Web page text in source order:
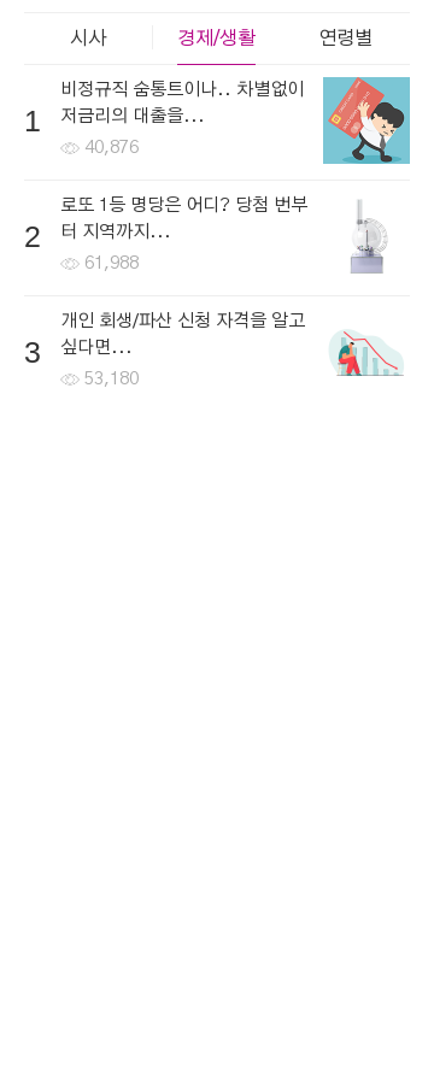
시사 경제/생활 연령별
1
비정규직 숨통트이나.. 차별없이
저금리의 대출을...
40,876
2
로또 1등 명당은 어디? 당첨 번부
터 지역까지...
61,988
3
개인 회생/파산 신청 자격을 알고
싶다면...
53,180